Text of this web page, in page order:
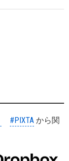
#PIXTA から関